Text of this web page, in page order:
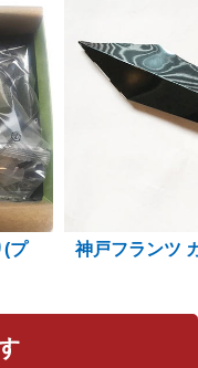
(プ
神戸フランツ